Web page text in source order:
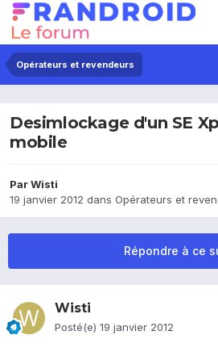
Opérateurs et revendeurs
Desimlockage d'un SE
mobile
ParWisti
19 janvier 2012 dans Opérateurs et
Répondre à ce
Wisti
Posté(e) 19 janvier 2012